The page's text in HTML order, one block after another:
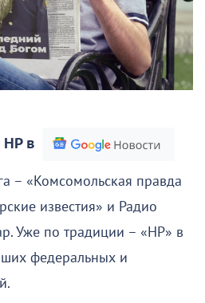
НР в
– «Комсомольская правда
известия» и Радио
Уже по традиции – «НР» в
федеральных и